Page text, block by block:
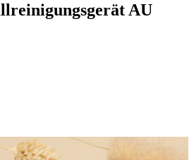
AU